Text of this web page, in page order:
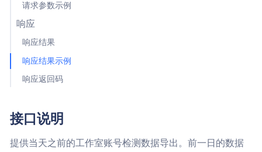
请求参数示例
响应
响应结果
响应结果示例
响应返回码
接口说明
提供当天之前的工作室账号检测数据导出。前一日的数据